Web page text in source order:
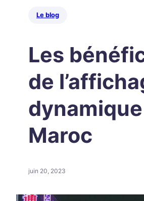
Le blog
Les
de
Maroc
juin 20, 2023